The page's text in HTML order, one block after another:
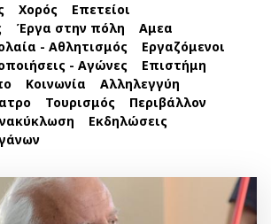
Χορός
Επετείοι
Έργα στην πόλη
Αμεα
- Αθλητισμός
Εργαζόμενοι
- Αγώνες
Επιστήμη
Κοινωνία
Αλληλεγγύη
Τουρισμός
Περιβάλλον
Εκδηλώσεις